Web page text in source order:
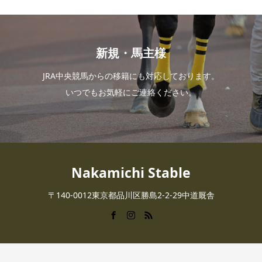
新規・馬主様
JRA中央競馬からの移籍にも対応しております。
いつでもお気軽にご連絡ください。
Nakamichi Stable
〒140-0012東京都品川区勝島2-2-29中道厩舎